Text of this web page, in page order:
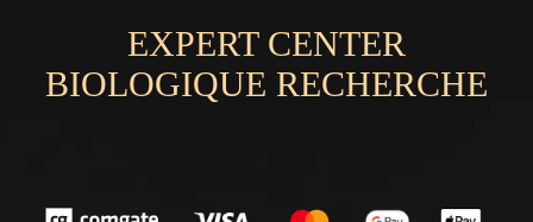
EXPERT CENTER
BIOLOGIQUE RECHERCHE